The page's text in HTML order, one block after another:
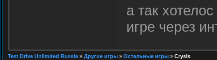
а так
игре через
Test Drive Unlimited Russia » Другие игры » Остальные игры » Crysis